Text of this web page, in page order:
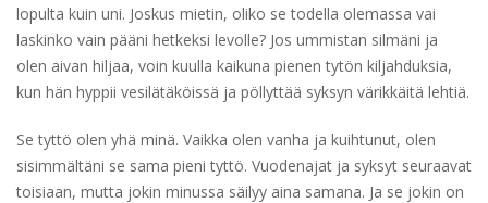
lopulta kuin uni. Joskus mietin, oliko se todella olemassa vai
laskinko vain pääni hetkeksi levolle? Jos ummistan silmäni ja
olen aivan hiljaa, voin kuulla kaikuna pienen tytön kiljahduksia,
kun hän hyppii vesilätäköissä ja pöllyttää syksyn värikkäitä lehtiä.
Se tyttö olen yhä minä. Vaikka olen vanha ja kuihtunut, olen
sisimmältäni se sama pieni tyttö. Vuodenajat ja syksyt seuraavat
toisiaan, mutta jokin minussa säilyy aina samana. Ja se jokin on